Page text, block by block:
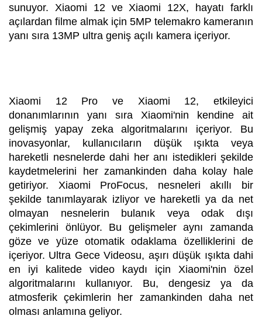
sunuyor. Xiaomi 12 ve Xiaomi 12X, hayatı farklı
açılardan filme almak için 5MP telemakro kameranın
yanı sıra 13MP ultra geniş açılı kamera içeriyor.
Xiaomi 12 Pro ve Xiaomi 12, etkileyici
donanımlarının yanı sıra Xiaomi'nin kendine ait
gelişmiş yapay zeka algoritmalarını içeriyor. Bu
inovasyonlar, kullanıcıların düşük ışıkta veya
hareketli nesnelerde dahi her anı istedikleri şekilde
kaydetmelerini her zamankinden daha kolay hale
getiriyor. Xiaomi ProFocus, nesneleri akıllı bir
şekilde tanımlayarak izliyor ve hareketli ya da net
olmayan nesnelerin bulanık veya odak dışı
çekimlerini önlüyor. Bu gelişmeler aynı zamanda
göze ve yüze otomatik odaklama özelliklerini de
içeriyor. Ultra Gece Videosu, aşırı düşük ışıkta dahi
en iyi kalitede video kaydı için Xiaomi'nin özel
algoritmalarını kullanıyor. Bu, dengesiz ya da
atmosferik çekimlerin her zamankinden daha net
olması anlamına geliyor.